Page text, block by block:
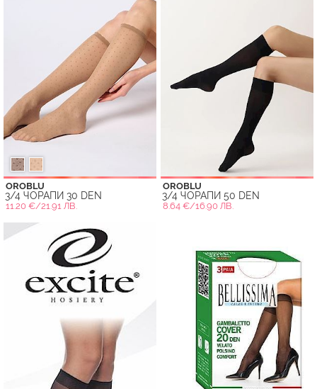
OROBLU
3/4 ЧОРАПИ 30 DEN
11.20 €/21.91 ЛВ.
OROBLU
3/4 ЧОРАПИ 50 DEN
8.64 €/16.90 ЛВ.